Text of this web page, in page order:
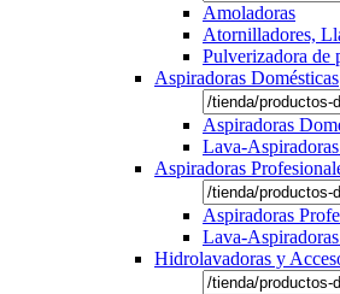
Amoladoras
Atornilladores,
Pulverizadora de
Aspiradoras Domésticas
Aspiradoras
Lava-
Aspiradoras
Aspiradoras
Lava-
Hidrolavadoras y